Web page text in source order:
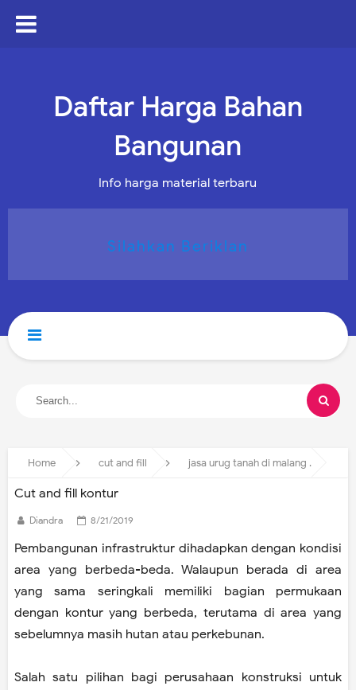
Daftar Harga Bahan
Bangunan
Info harga material terbaru
Silahkan Beriklan
Home cut and fill jasa urug tanah di malang
Cut and fill kontur
Diandra 8/21/2019
Pembangunan infrastruktur dihadapkan dengan kondisi
area yang berbeda-beda. Walaupun berada di area
yang sama seringkali memiliki bagian permukaan
dengan kontur yang berbeda, terutama di area yang
sebelumnya masih hutan atau perkebunan.
Salah satu pilihan bagi perusahaan konstruksi untuk